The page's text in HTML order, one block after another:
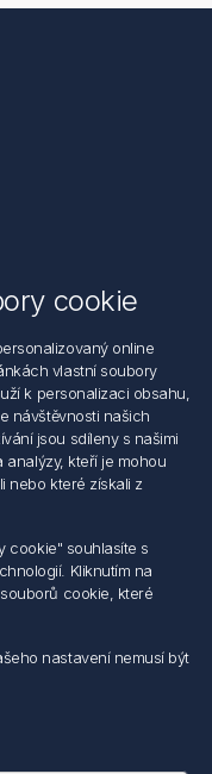
osob
cookie
online
vlastní soubory
k personalizaci obsahu,
návštěvnosti našich
jsou sdíleny s našimi
analýzy, kteří je mohou
nebo které získali z
cookie" souhlasíte s
Kliknutím na
cookie, které
nastavení nemusí být